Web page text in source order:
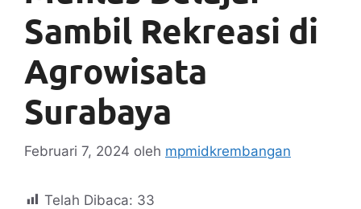
Sambil Rekreasi di
Agrowisata
Surabaya
Februari 7, 2024 oleh mpmidkrembangan
Telah Dibaca: 33